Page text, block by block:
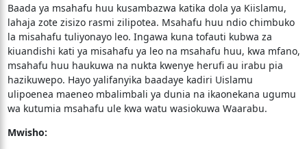
Baada ya msahafu huu kusambazwa katika dola ya Kiislamu,
lahaja zote zisizo rasmi zilipotea. Msahafu huu ndio chimbuko
la misahafu tuliyonayo leo. Ingawa kuna tofauti kubwa za
kiuandishi kati ya misahafu ya leo na msahafu huu, kwa mfano,
msahafu huu haukuwa na nukta kwenye herufi au irabu pia
hazikuwepo. Hayo yalifanyika baadaye kadiri Uislamu
ulipoenea maeneo mbalimbali ya dunia na ikaonekana ugumu
wa kutumia msahafu ule kwa watu wasiokuwa Waarabu.
Mwisho: